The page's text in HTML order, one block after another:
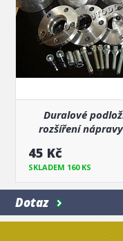
Duralové
rozšíření
45 Kč
SKLADEM 160 KS
Dotaz